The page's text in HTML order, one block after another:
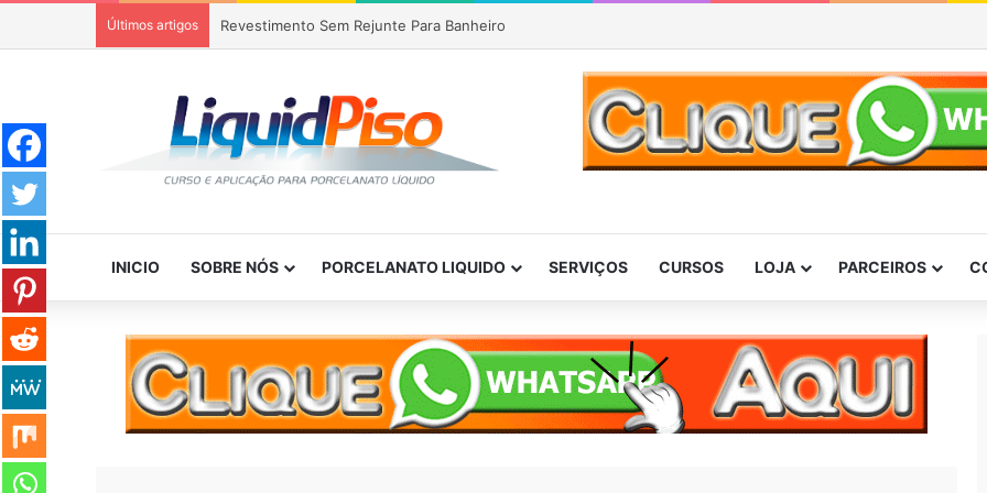
Últimos artigos Revestimento Sem Rejunte Para Banheiro
INICIO SOBRE NÓS PORCELANATO LIQUIDO SERVIÇOS CURSOS LOJA PARCEIROS